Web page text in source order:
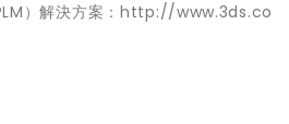
）解決方案：http://www.3ds.co